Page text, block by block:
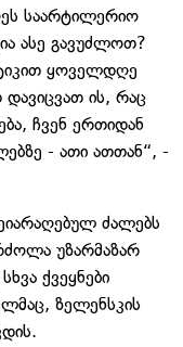
საარტილერიო
ასე გავუძლოთ?
ყოველდღე
დავიცვათ ის, რაც
ჩვენ ერთიდან
- ათი ათთან“, -
ძალებს
უზარმაზარ
ქვეყნები
ზელენსკის